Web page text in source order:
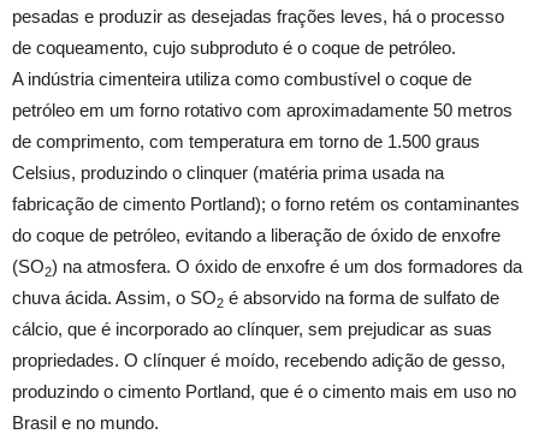
pesadas e produzir as desejadas frações leves, há o processo
de coqueamento, cujo subproduto é o coque de petróleo.
A indústria cimenteira utiliza como combustível o coque de
petróleo em um forno rotativo com aproximadamente 50 metros
de comprimento, com temperatura em torno de 1.500 graus
Celsius, produzindo o clinquer (matéria prima usada na
fabricação de cimento Portland); o forno retém os contaminantes
do coque de petróleo, evitando a liberação de óxido de enxofre
(SO2) na atmosfera. O óxido de enxofre é um dos formadores da
chuva ácida. Assim, o SO2 é absorvido na forma de sulfato de
cálcio, que é incorporado ao clínquer, sem prejudicar as suas
propriedades. O clínquer é moído, recebendo adição de gesso,
produzindo o cimento Portland, que é o cimento mais em uso no
Brasil e no mundo.